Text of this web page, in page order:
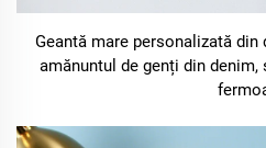
Geantă mare personalizată din
amănuntul de genți din